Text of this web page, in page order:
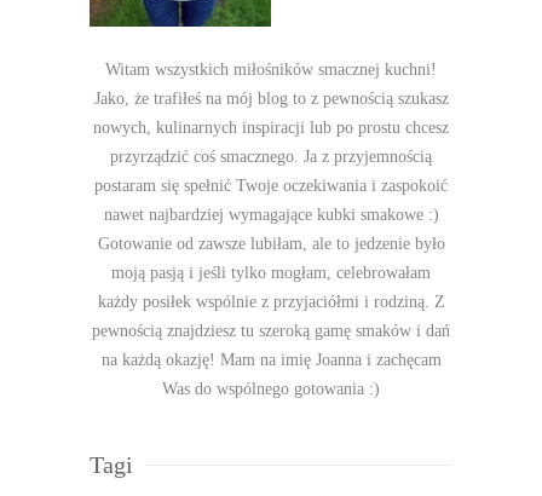
Witam wszystkich miłośników smacznej kuchni!
Jako, że trafiłeś na mój blog to z pewnością szukasz
nowych, kulinarnych inspiracji lub po prostu chcesz
przyrządzić coś smacznego. Ja z przyjemnością
postaram się spełnić Twoje oczekiwania i zaspokoić
nawet najbardziej wymagające kubki smakowe :)
Gotowanie od zawsze lubiłam, ale to jedzenie było
moją pasją i jeśli tylko mogłam, celebrowałam
każdy posiłek wspólnie z przyjaciółmi i rodziną. Z
pewnością znajdziesz tu szeroką gamę smaków i dań
na każdą okazję! Mam na imię Joanna i zachęcam
Was do wspólnego gotowania :)
Tagi